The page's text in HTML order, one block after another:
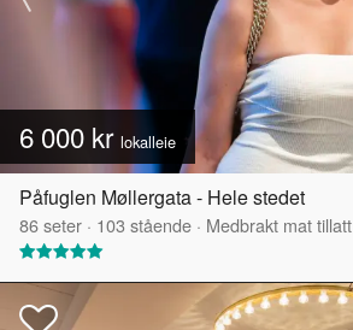
6 000 kr lokalleie
Påfuglen Møllergata - Hele stedet
86seter · 103 stående · Medbrakt mat tillatt